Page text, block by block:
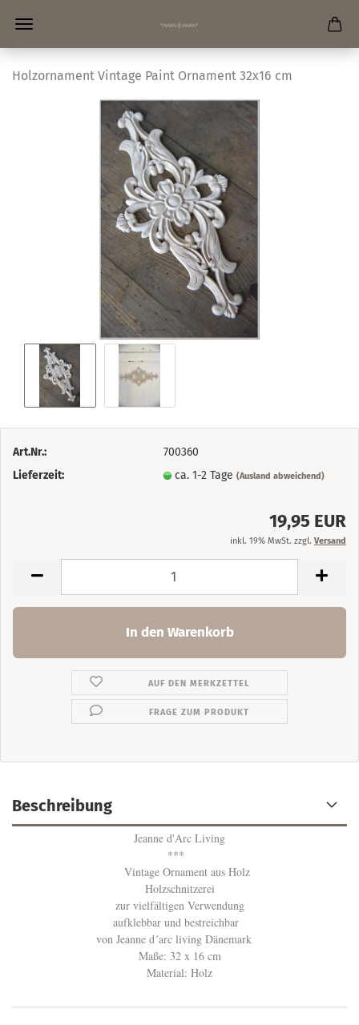
Holzornament Vintage Paint Ornament 32x16 cm
Art.Nr.:
700360
Lieferzeit:
ca. 1-2 Tage(Ausland abweichend)
19,95 EUR
inkl. 19% MwSt. zzgl. Versand
AUF DEN MERKZETTEL
FRAGE ZUM PRODUKT
Beschreibung
Jeanne d'Arc Living
***
Vintage Ornament aus Holz
Holzschnitzerei
zur vielfältigen Verwendung
aufklebbar und bestreichbar
von Jeanne d´arc living Dänemark
Maße: 32 x 16 cm
Material: Holz